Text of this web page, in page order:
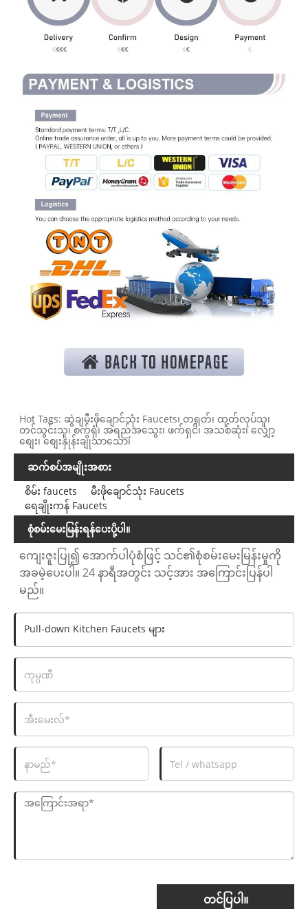
Hot Tags: ဆွဲချမီးဖိုချောင်သုံး Faucets၊ တရုတ်၊ ထုတ်လုပ်သူ၊
တင်သွင်းသူ၊ စက်ရုံ၊ အရည်အသွေး၊ ဖက်ရှင်၊ အသစ်ဆုံး၊ လျှော့
စျေး၊ စျေးနှုန်းချိုသာသော၊
ဆက်စပ်အမျိုးအစား
စိမ်း faucets
မီးဖိုချောင်သုံး Faucets
ရေချိုးကန် Faucets
စုံစမ်းမေးမြန်းရန်ပေးပို့ပါ။
ကျေးဇူးပြု၍ အောက်ပါပုံစံဖြင့် သင်၏စုံစမ်းမေးမြန်းမှုကို
အခမဲ့ပေးပါ။ 24 နာရီအတွင်း သင့်အား အကြောင်းပြန်ပါ
မည်။
တင်ပြပါ။